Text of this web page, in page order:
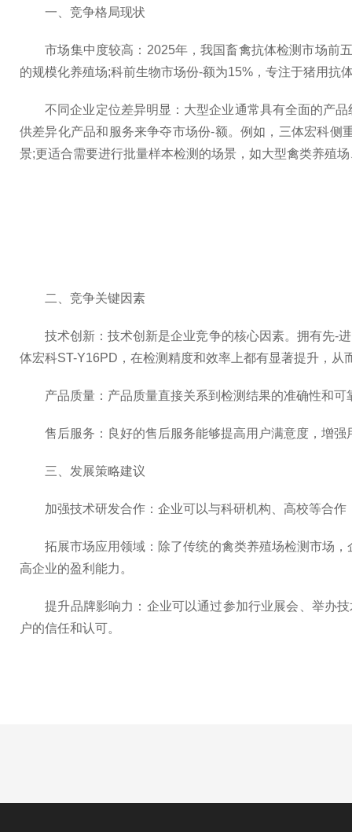
一、竞争格局现状
市场集中度较高：2025年，我国畜禽抗体检测市场前五
的规模化养殖场;科前生物市场份-额为15%，专注于猪用抗
不同企业定位差异明显：大型企业通常具有全面的产品
供差异化产品和服务来争夺市场份-额。例如，三体宏科
景;更适合需要进行批量样本检测的场景，如大型禽类养殖
二、竞争关键因素
技术创新：技术创新是企业竞争的核心因素。拥有先-进
体宏科ST-Y16PD，在检测精度和效率上都有显著提升，从
产品质量：产品质量直接关系到检测结果的准确性和可
售后服务：良好的售后服务能够提高用户满意度，增强
三、发展策略建议
加强技术研发合作：企业可以与科研机构、高校等合作
拓展市场应用领域：除了传统的禽类养殖场检测市场，
高企业的盈利能力。
提升品牌影响力：企业可以通过参加行业展会、举办技
户的信任和认可。